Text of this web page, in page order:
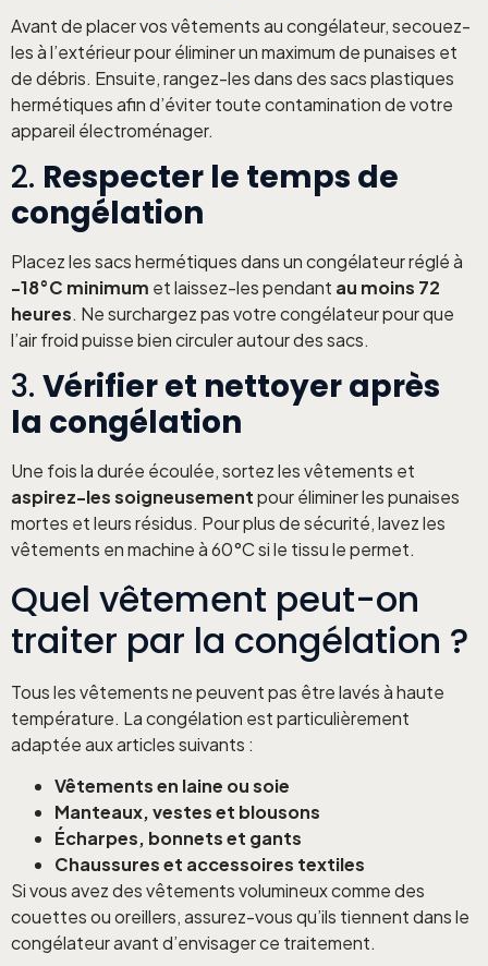
Avant de placer vos vêtements au congélateur, secouez-
les à l’extérieur pour éliminer un maximum de punaises et
de débris. Ensuite, rangez-les dans des sacs plastiques
hermétiques afin d’éviter toute contamination de votre
appareil électroménager.
2. Respecter le temps de
congélation
Placez les sacs hermétiques dans un congélateur réglé à
-18°C minimum et laissez-les pendant au moins 72
heures. Ne surchargez pas votre congélateur pour que
l’air froid puisse bien circuler autour des sacs.
3. Vérifier et nettoyer après
la congélation
Une fois la durée écoulée, sortez les vêtements et
aspirez-les soigneusementpour éliminer les punaises
mortes et leurs résidus. Pour plus de sécurité, lavez les
vêtements en machine à 60°C si le tissu le permet.
Quel vêtement peut-on
traiter par la congélation ?
Tous les vêtements ne peuvent pas être lavés à haute
température. La congélation est particulièrement
adaptée aux articles suivants :
Vêtements en laine ou soie
Manteaux, vestes et blousons
Écharpes, bonnets et gants
Chaussures et accessoires textiles
Si vous avez des vêtements volumineux comme des
couettes ou oreillers, assurez-vous qu’ils tiennent dans le
congélateur avant d’envisager ce traitement.